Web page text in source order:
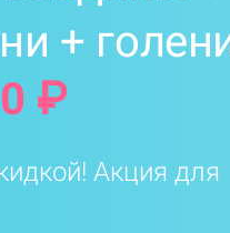
+
₽
Акция для